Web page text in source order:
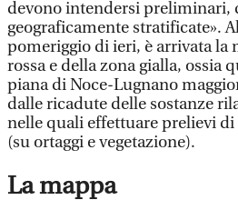
devono intendersi preliminari,
geograficamente stratificate».
pomeriggio di ieri, è arrivata la
rossa e della zona gialla, ossia
piana di Noce-Lugnano
dalle ricadute delle sostanze
nelle quali effettuare prelievi
(su ortaggi e vegetazione).
La mappa